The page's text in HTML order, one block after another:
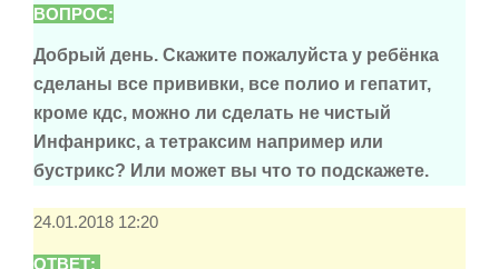
ВОПРОС:
Добрый день. Скажите пожалуйста у ребёнка
сделаны все прививки, все полио и гепатит,
кроме кдс, можно ли сделать не чистый
Инфанрикс, а тетраксим например или
бустрикс? Или может вы что то подскажете.
24.01.2018 12:20
ОТВЕТ: